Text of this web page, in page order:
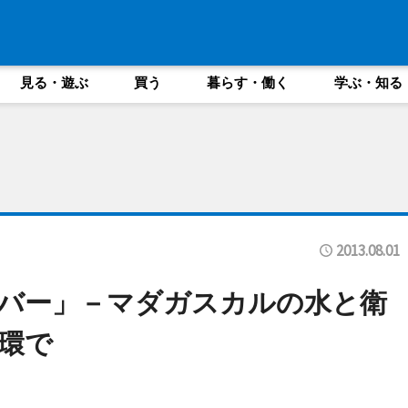
見る・遊ぶ 買う 暮らす・働く 学ぶ・知る
2013.08.01
ー」－マダガスカルの水と衛
で